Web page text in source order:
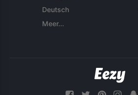
Deutsch
Meer...